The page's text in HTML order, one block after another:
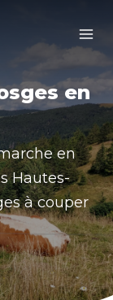
en
en
Hautes-
à couper